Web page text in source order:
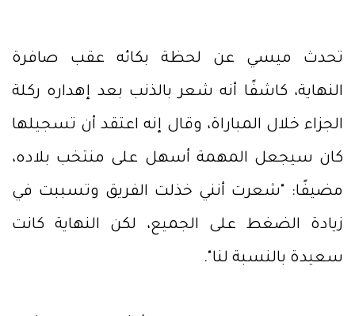
تحدث ميسي عن لحظة بكائه عقب صافرة
النهاية، كاشفًا أنه شعر بالذنب بعد إهداره ركلة
الجزاء خلال المباراة، وقال إنه اعتقد أن تسجيلها
كان سيجعل المهمة أسهل على منتخب بلاده،
مضيفًا: "شعرت أنني خذلت الفريق وتسببت في
زيادة الضغط على الجميع، لكن النهاية كانت
سعيدة بالنسبة لنا".